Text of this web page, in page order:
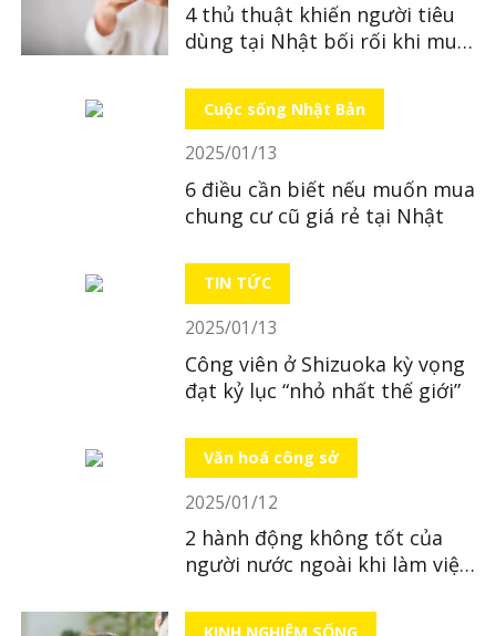
4 thủ thuật khiến người tiêu
dùng tại Nhật bối rối khi mua
Cuộc sống Nhật Bản
2025/01/13
6 điều cần biết nếu muốn mua
chung cư cũ giá rẻ tại Nhật
TIN TỨC
2025/01/13
Công viên ở Shizuoka kỳ vọng
đạt kỷ lục “nhỏ nhất thế giới”
Văn hoá công sở
2025/01/12
2 hành động không tốt của
người nước ngoài khi làm việc
KINH NGHIỆM SỐNG